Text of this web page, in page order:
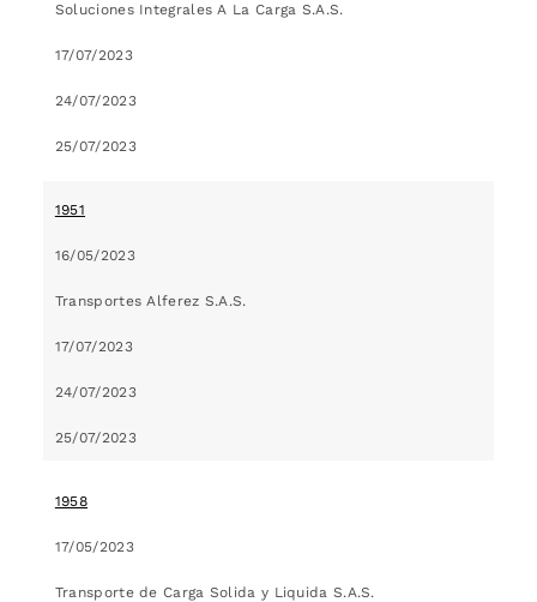
Soluciones Integrales A La Carga S.A.S.
17/07/2023
24/07/2023
25/07/2023
1951
16/05/2023
Transportes Alferez S.A.S.
17/07/2023
24/07/2023
25/07/2023
1958
17/05/2023
Transporte de Carga Solida y Liquida S.A.S.